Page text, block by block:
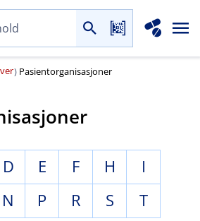
) Pasientorganisasjoner
D E F H
I
N P R S
T